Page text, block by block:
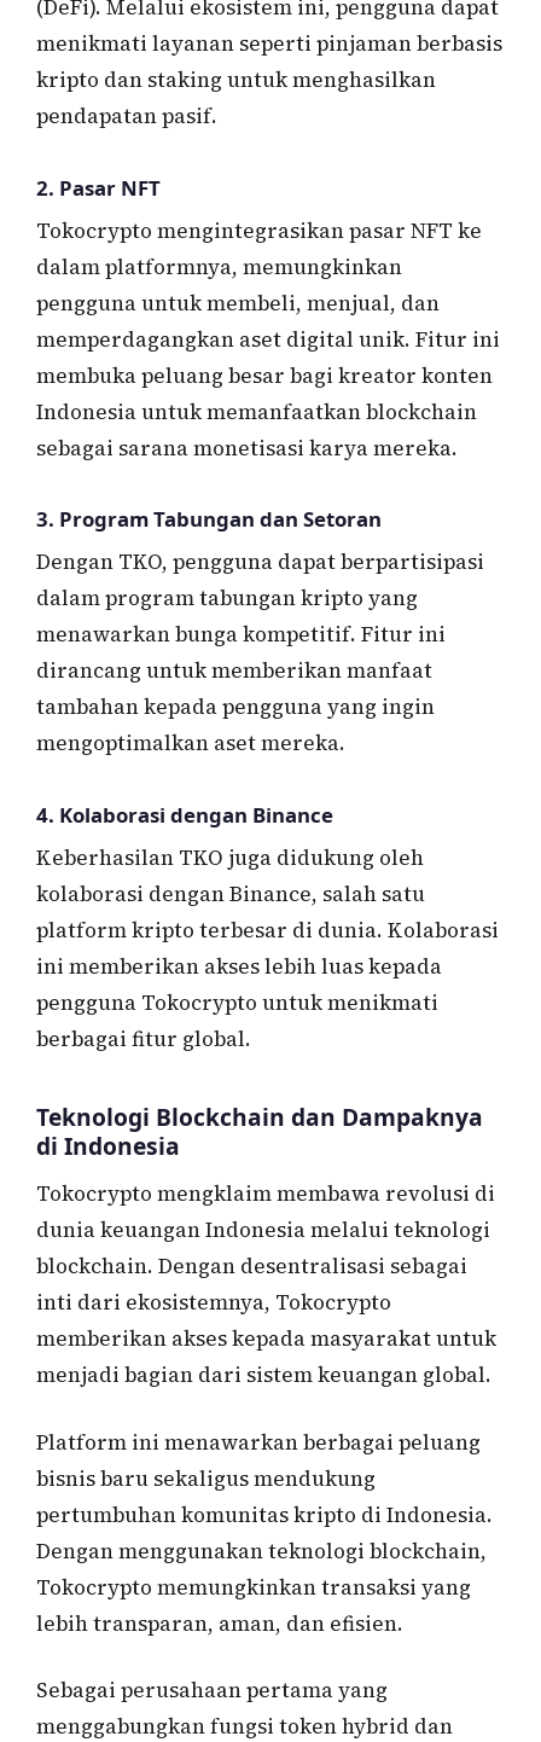
(DeFi). Melalui ekosistem ini, pengguna dapat
menikmati layanan seperti pinjaman berbasis
kripto dan staking untuk menghasilkan
pendapatan pasif.
2. Pasar NFT
Tokocrypto mengintegrasikan pasar NFT ke
dalam platformnya, memungkinkan
pengguna untuk membeli, menjual, dan
memperdagangkan aset digital unik. Fitur ini
membuka peluang besar bagi kreator konten
Indonesia untuk memanfaatkan blockchain
sebagai sarana monetisasi karya mereka.
3. Program Tabungan dan Setoran
Dengan TKO, pengguna dapat berpartisipasi
dalam program tabungan kripto yang
menawarkan bunga kompetitif. Fitur ini
dirancang untuk memberikan manfaat
tambahan kepada pengguna yang ingin
mengoptimalkan aset mereka.
4. Kolaborasi dengan Binance
Keberhasilan TKO juga didukung oleh
kolaborasi dengan Binance, salah satu
platform kripto terbesar di dunia. Kolaborasi
ini memberikan akses lebih luas kepada
pengguna Tokocrypto untuk menikmati
berbagai fitur global.
Teknologi Blockchain dan Dampaknya
di Indonesia
Tokocrypto mengklaim membawa revolusi di
dunia keuangan Indonesia melalui teknologi
blockchain. Dengan desentralisasi sebagai
inti dari ekosistemnya, Tokocrypto
memberikan akses kepada masyarakat untuk
menjadi bagian dari sistem keuangan global.
Platform ini menawarkan berbagai peluang
bisnis baru sekaligus mendukung
pertumbuhan komunitas kripto di Indonesia.
Dengan menggunakan teknologi blockchain,
Tokocrypto memungkinkan transaksi yang
lebih transparan, aman, dan efisien.
Sebagai perusahaan pertama yang
menggabungkan fungsi token hybrid dan